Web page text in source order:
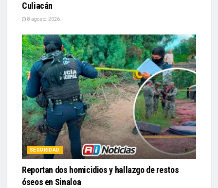
Culiacán
8 agosto, 2026
SEGURIDAD
Reportan dos homicidios y hallazgo de restos
óseos en Sinaloa